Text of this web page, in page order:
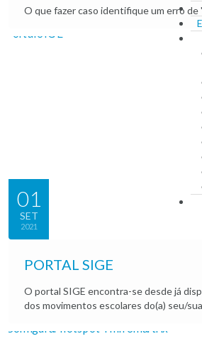
O que fazer caso identifique um erro de
01
SET
2021
PORTAL SIGE
O portal SIGE encontra-se desde já
dos movimentos escolares do(a) seu/